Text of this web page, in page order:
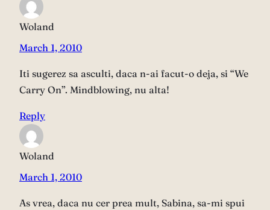
Woland
March 1, 2010
Iti sugerez sa asculti, daca n-ai facut-o deja, si “We
Carry On”. Mindblowing, nu alta!
Reply
Woland
March 1, 2010
As vrea, daca nu cer prea mult, Sabina, sa-mi spui